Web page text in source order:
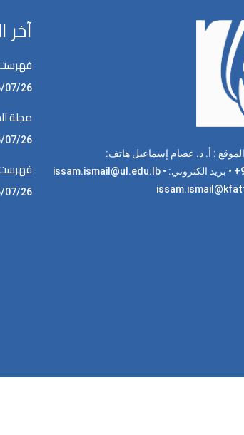
: أ. د. عصام إسماعيل هاتف:
96170814915+ • بريد الكتروني: issam.ismail@ul.edu.lb •
آخر
فهرست
13:15:21
مجلة
13:13:45
فهرست
13:06:17